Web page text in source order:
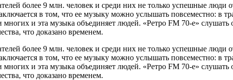
более 9 млн. человек и среди них не только успешные
в том, что ее музыку можно услышать повсеместно: в
многих и эта музыка объединяет людей. «Ретро FM 70-е»
что доказано временем.
более 9 млн. человек и среди них не только успешные
в том, что ее музыку можно услышать повсеместно: в
многих и эта музыка объединяет людей. «Ретро FM 70-е»
что доказано временем.